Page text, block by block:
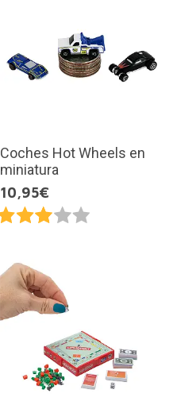
Coches Hot Wheels en
miniatura
10,95€